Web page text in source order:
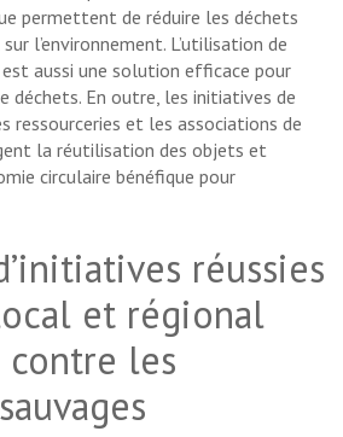
permettent de réduire les déchets
l’environnement. L’utilisation de
aussi une solution efficace pour
déchets. En outre, les initiatives de
ressourceries et les associations de
la réutilisation des objets et
circulaire bénéfique pour
réussies
et régional
les